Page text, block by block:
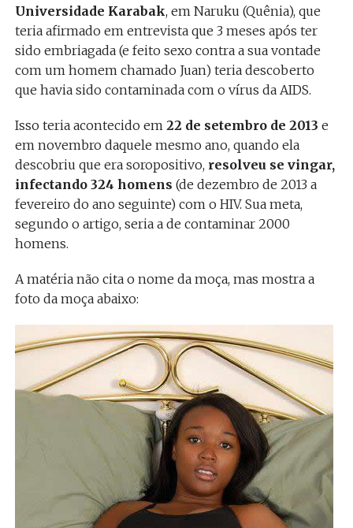
Universidade Karabak, em Naruku (Quênia), que
teria afirmado em entrevista que 3 meses após ter
sido embriagada (e feito sexo contra a sua vontade
com um homem chamado Juan) teria descoberto
que havia sido contaminada com o vírus da AIDS.
Isso teria acontecido em 22 de setembro de 2013 e
em novembro daquele mesmo ano, quando ela
descobriu que era soropositivo, resolveu se vingar,
infectando 324 homens (de dezembro de 2013 a
fevereiro do ano seguinte) com o HIV. Sua meta,
segundo o artigo, seria a de contaminar 2000
homens.
A matéria não cita o nome da moça, mas mostra a
foto da moça abaixo: